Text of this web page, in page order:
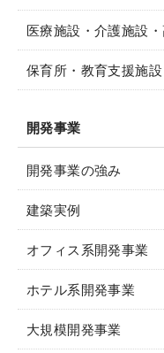
医療施設・介護施設
保育所・教育支援施設
開発事業
開発事業の強み
建築実例
オフィス系開発事業
ホテル系開発事業
大規模開発事業